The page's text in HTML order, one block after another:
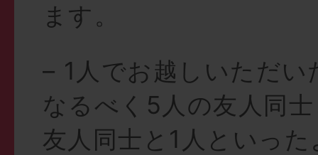
ます。
– 1人でお越しいただい
なるべく5人の友人同
友人同士と1人といっ